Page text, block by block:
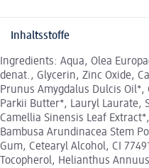
Inhaltsstoffe
Ingredients: Aqua, Olea
denat., Glycerin, Zinc Oxide,
Prunus Amygdalus Dulcis
Parkii Butter*, Lauryl Laurate,
Camellia Sinensis Leaf
Bambusa Arundinacea Stem
Gum, Cetearyl Alcohol, CI
Tocopherol, Helianthus